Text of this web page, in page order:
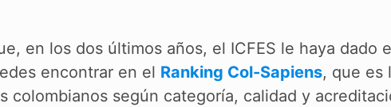
en los dos últimos años, el ICFES le haya dado
encontrar en el Ranking Col-Sapiens, que es
colombianos según categoría, calidad y